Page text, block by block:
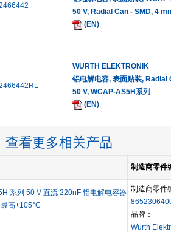
50 V, Radial Can - SMD, 4
(EN)
WURTH ELEKTRONIK
铝电解电容, 表面贴装, Radial
50 V, WCAP-AS5H系列
(EN)
查看更多相关产品
制造商零件
系列 50 V 直流 220nF 铝电解电容器
高+105°C
制造商零件
品牌：
Wurth